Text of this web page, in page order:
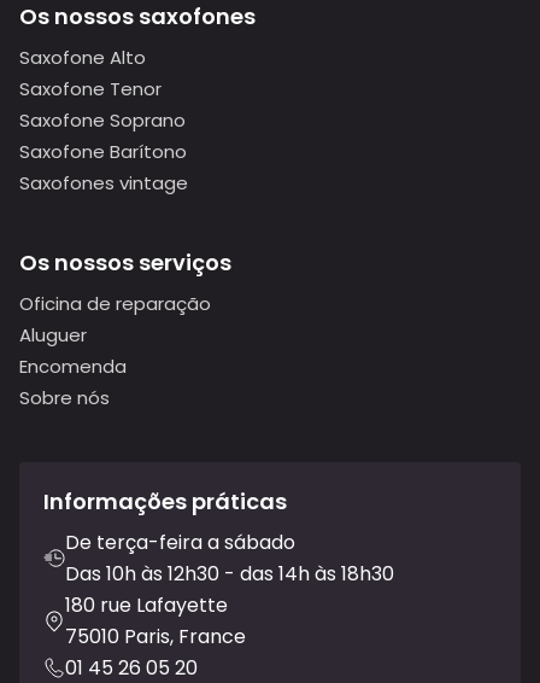
Os nossos saxofones
Saxofone Alto
Saxofone Tenor
Saxofone Soprano
Saxofone Barítono
Saxofones vintage
Os nossos serviços
Oficina de reparação
Aluguer
Encomenda
Sobre nós
Informações práticas
De terça-feira a sábado
Das 10h às 12h30 - das 14h às 18h30
180 rue Lafayette
75010 Paris, France
01 45 26 05 20